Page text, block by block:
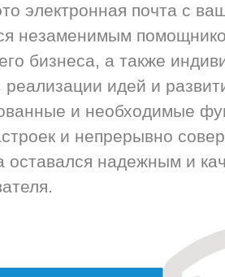
электронная почта с
незаменимым
бизнеса, а также
реализации идей и
и необходимые
и непрерывно
оставался надежным и